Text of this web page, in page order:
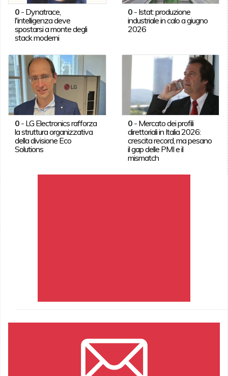
0- Dynatrace,
l'intelligenza deve
spostarsi a monte degli
stack moderni
0 - Istat: produzione
industriale in calo a giugno
2026
0- LG Electronics rafforza
la struttura organizzativa
della divisione Eco
Solutions
0 - Mercato dei profili
direttoriali in Italia 2026:
crescita record, ma pesano
il gap delle PMI e il
mismatch